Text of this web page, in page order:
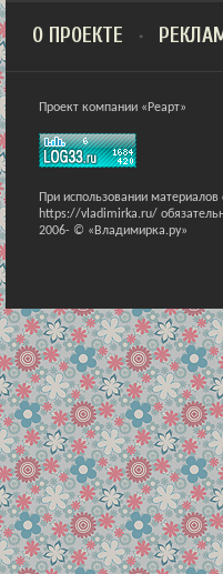
О ПРОЕКТЕ
Проект компании «Реарт»
При использовании материалов
https://vladimirka.ru/
2006- © «Владимирка.ру»